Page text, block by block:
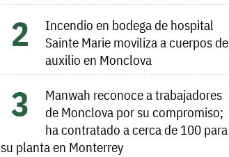
Incendio en bodega de hospital
Sainte Marie moviliza a cuerpos de
auxilio en Monclova
Manwah reconoce a trabajadores
de Monclova por su compromiso;
ha contratado a cerca de 100 para
su planta en Monterrey